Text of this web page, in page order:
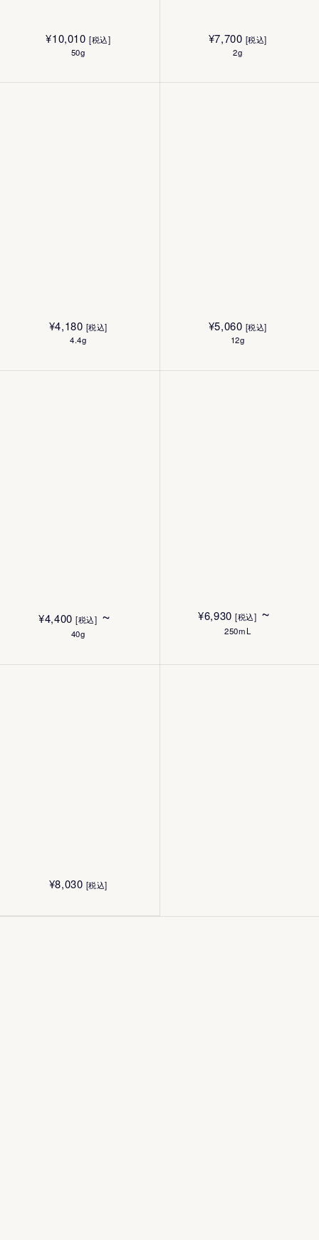
¥10,010 [税込]
50g
¥7,700 [税込]
2g
¥4,180 [税込]
4.4g
¥5,060 [税込]
12g
¥4,400 [税込] ~
40g
¥6,930 [税込] ~
250mL
¥8,030 [税込]